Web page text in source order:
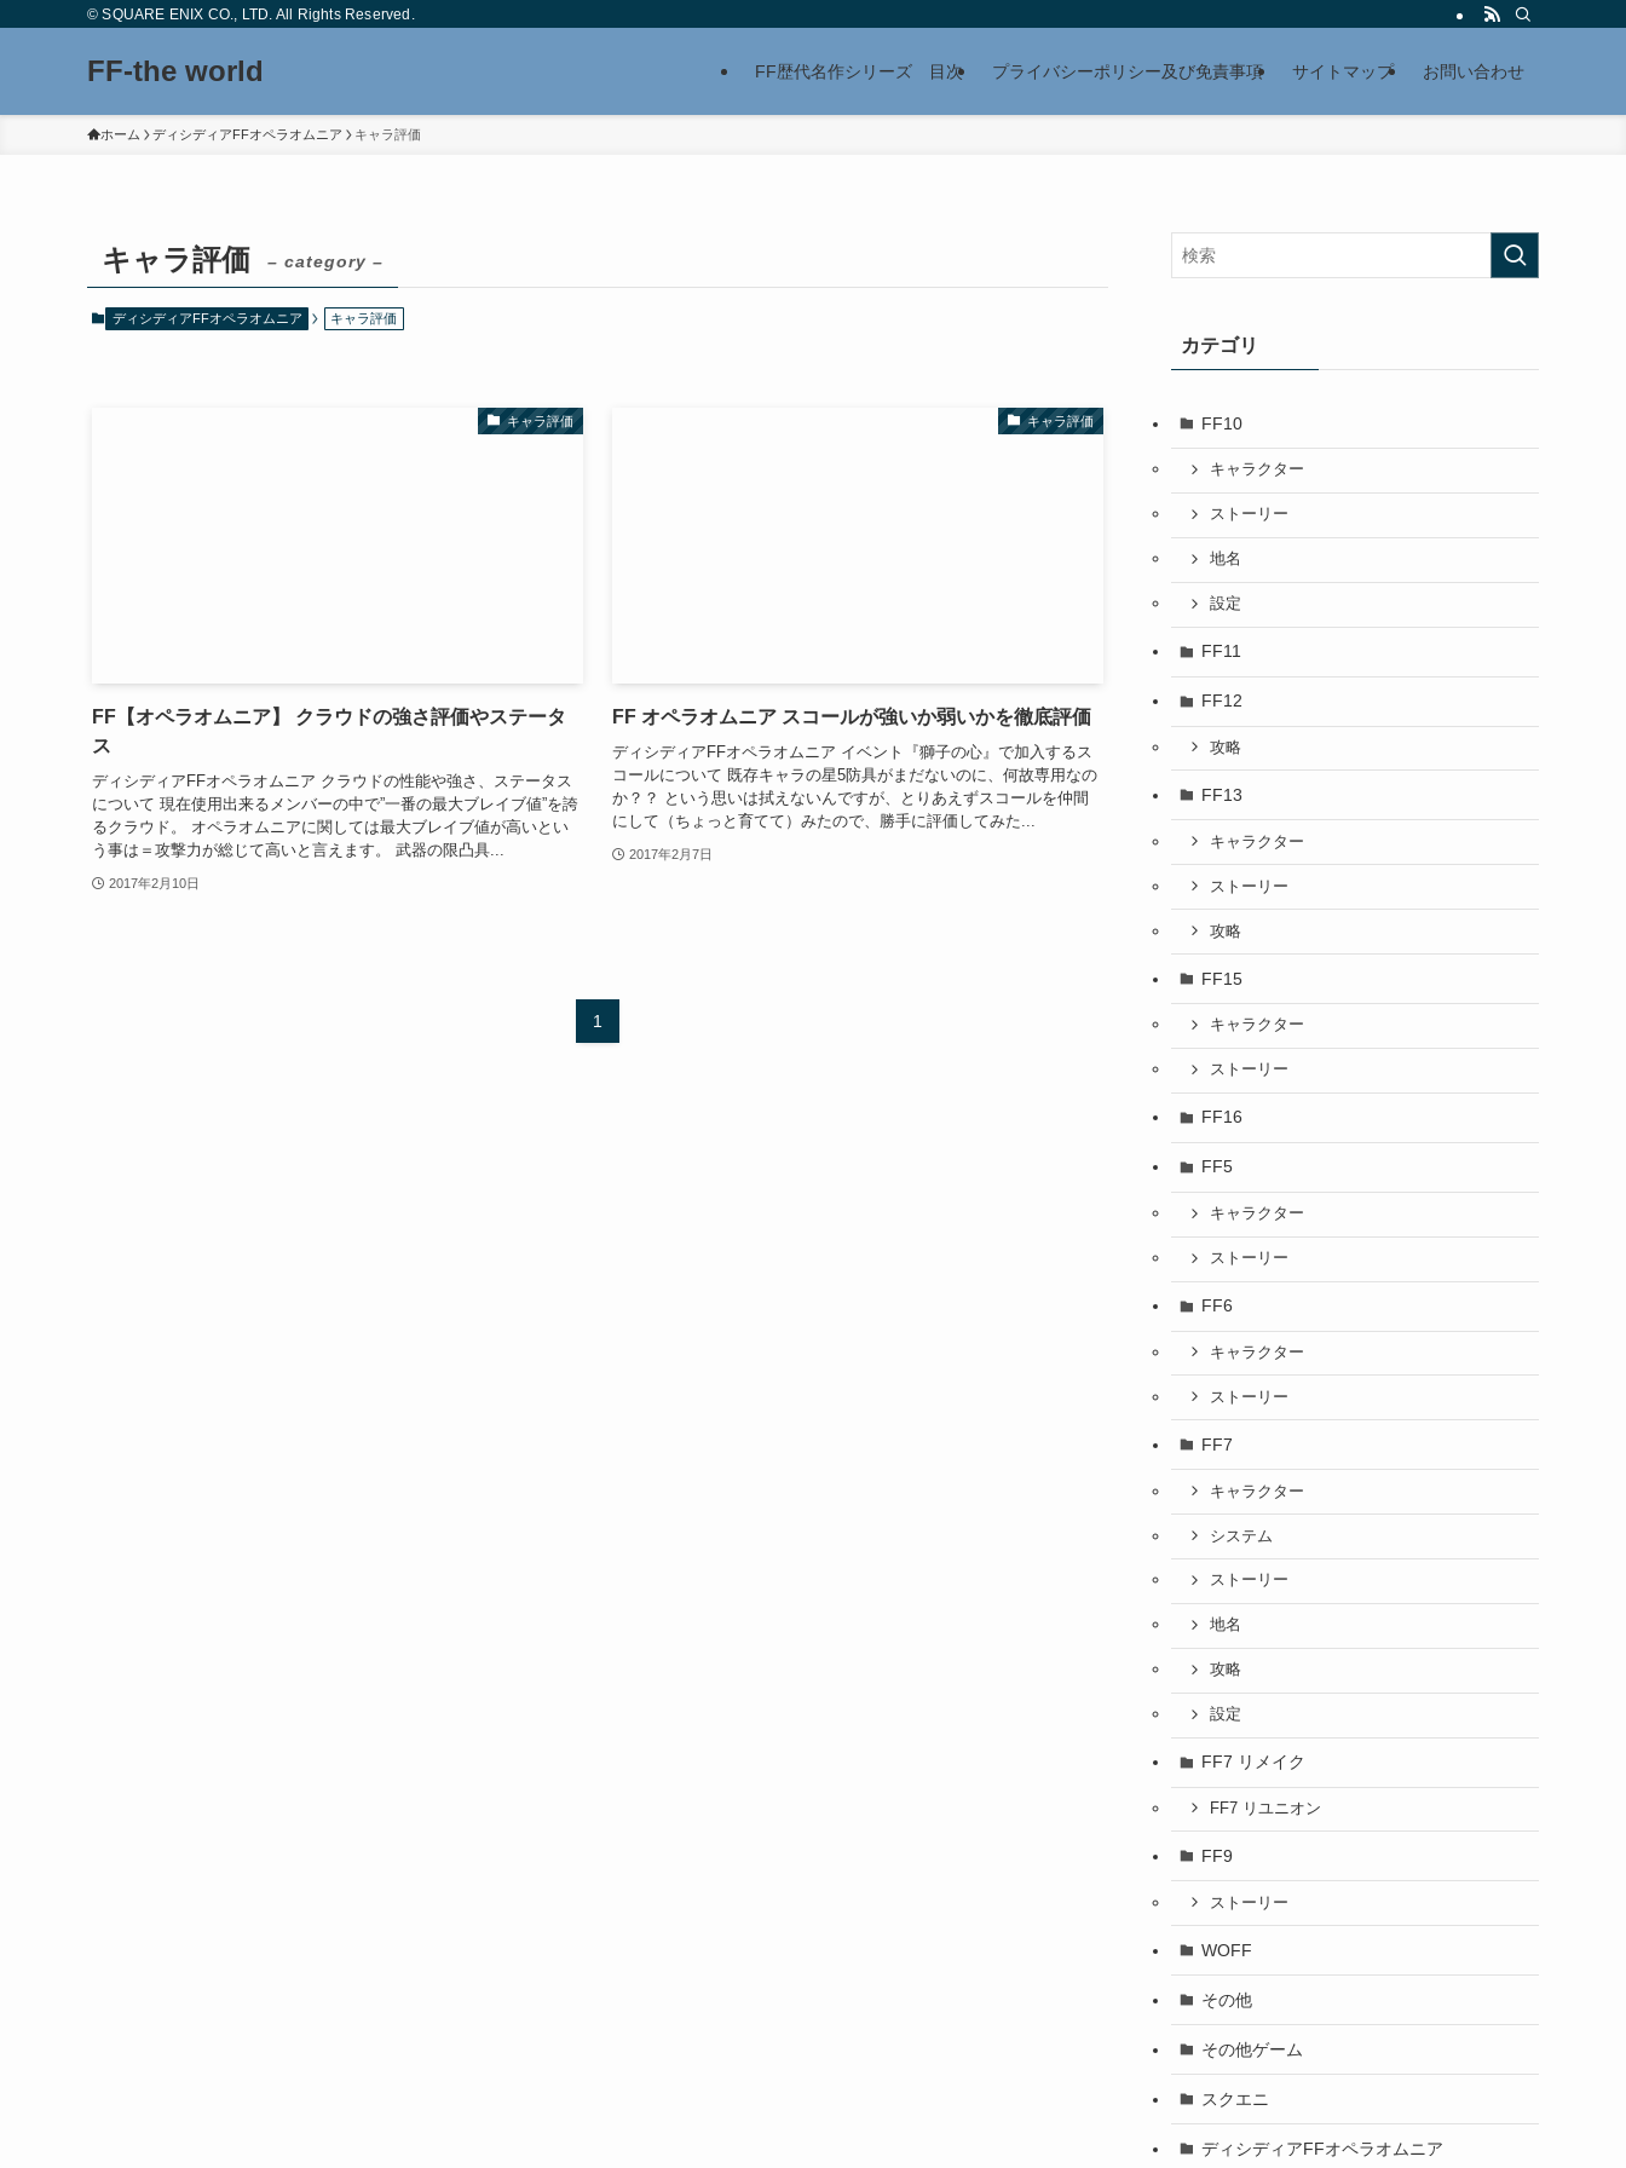
© SQUARE ENIX CO., LTD. All Rights Reserved.
FF-the world FF歴代名作シリーズ 目次 プライバシーポリシー及び免責事項 サイトマップ お問い合わせ
ホーム ディシディアFFオペラオムニア キャラ評価
キャラ評価 – category –
ディシディアFFオペラオムニア キャラ評価
キャラ評価
FF【オペラオムニア】 クラウドの強さ評価やステータ
ス
ディシディアFFオペラオムニア クラウドの性能や強さ、ステータス
について 現在使用出来るメンバーの中で”一番の最大ブレイブ値”を誇
るクラウド。 オペラオムニアに関しては最大ブレイブ値が高いとい
う事は＝攻撃力が総じて高いと言えます。 武器の限凸具...
2017年2月10日
キャラ評価
FF オペラオムニア スコールが強いか弱いかを徹底評価
ディシディアFFオペラオムニア イベント『獅子の心』で加入するス
コールについて 既存キャラの星5防具がまだないのに、何故専用なの
か？？ という思いは拭えないんですが、とりあえずスコールを仲間
にして（ちょっと育てて）みたので、勝手に評価してみた...
2017年2月7日
1
カテゴリ
FF10
キャラクター
ストーリー
地名
設定
FF11
FF12
攻略
FF13
キャラクター
ストーリー
攻略
FF15
キャラクター
ストーリー
FF16
FF5
キャラクター
ストーリー
FF6
キャラクター
ストーリー
FF7
キャラクター
システム
ストーリー
地名
攻略
設定
FF7 リメイク
FF7 リユニオン
FF9
ストーリー
WOFF
その他
その他ゲーム
スクエニ
ディシディアFFオペラオムニア